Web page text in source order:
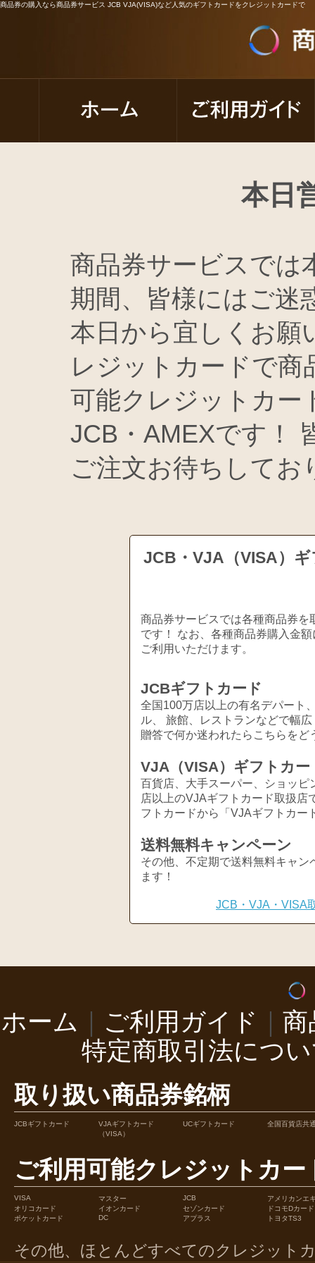
商品券の購入なら商品券サービス JCB VJA(VISA)など人気のギフトカードをクレジットカードで
本日
商品券サービスでは
期間、皆様にはご迷
本日から宜しくお願
レジットカードで商
可能クレジットカー
JCB・AMEXです！
ご注文お待ちして
JCB・VJA（VISA）
商品券サービスでは各種商品券
です！ なお、各種商品券購入金
ご利用いただけます。
JCBギフトカード
全国100万店以上の有名デパート
ル、 旅館、レストランなどで幅
贈答で何か迷われたらこちらをど
VJA（VISA）ギフトカー
百貨店、大手スーパー、ショッ
店以上のVJAギフトカード取扱店
フトカードから「VJAギフトカー
送料無料キャンペーン
その他、不定期で送料無料キャ
ます！
JCB・VJA・VISA
ホーム ご利用ガイド
商
特定商取引法につ
取り扱い商品券銘柄
JCBギフトカード
VJAギフトカード
（VISA）
UCギフトカード 全国百貨店共
ご利用可能クレジットカー
VISA マスター JCB
アメリカンエ
オリコカード
イオンカード セゾンカード
ドコモDカード
ポケットカード
DC アプラス トヨタTS3
その他、ほとんどすべてのクレジット